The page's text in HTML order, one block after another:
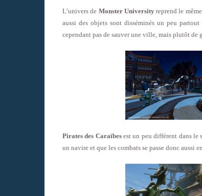
L’univers de Monster Universityreprend le
aussi des objets sont disséminés un peu
cependant pas de sauver une ville, mais plutôt
Pirates des Caraïbesest un peu différent dans le
un navire et que les combats se passe donc aussi